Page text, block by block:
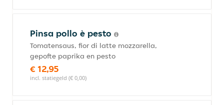
Pinsa pollo è pesto
Tomatensaus, fior di latte mozzarella,
gepofte paprika en pesto
€ 12,95
incl. statiegeld (€ 0,00)